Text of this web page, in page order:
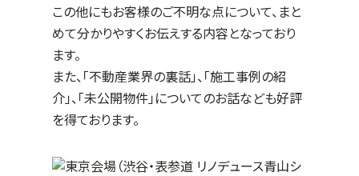
この他にもお客様のご不明な点について、まと
めて分かりやすくお伝えする内容となっており
ます。
また、「不動産業界の裏話」、「施工事例の紹
介」、「未公開物件」についてのお話なども好評
を得ております。